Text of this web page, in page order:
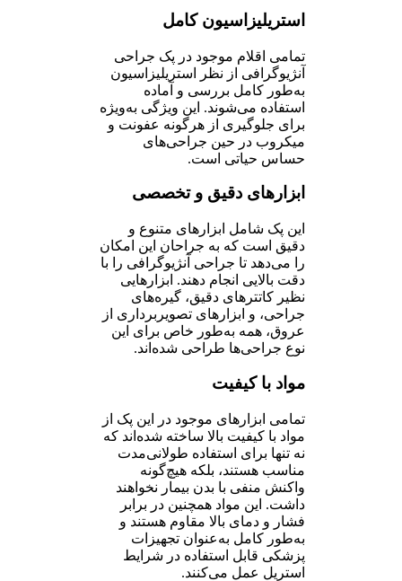
استریلیزاسیون کامل
تمامی اقلام موجود در پک جراحی
آنژیوگرافی از نظر استریلیزاسیون
به‌طور کامل بررسی و آماده
استفاده می‌شوند. این ویژگی به‌ویژه
برای جلوگیری از هرگونه عفونت و
میکروب در حین جراحی‌های
حساس حیاتی است.
ابزارهای دقیق و تخصصی
این پک شامل ابزارهای متنوع و
دقیق است که به جراحان این امکان
را می‌دهد تا جراحی آنژیوگرافی را با
دقت بالایی انجام دهند. ابزارهایی
نظیر کاتترهای دقیق، گیره‌های
جراحی، و ابزارهای تصویربرداری از
عروق، همه به‌طور خاص برای این
نوع جراحی‌ها طراحی شده‌اند.
مواد با کیفیت
تمامی ابزارهای موجود در این پک از
مواد با کیفیت بالا ساخته شده‌اند که
نه تنها برای استفاده طولانی‌مدت
مناسب هستند، بلکه هیچ‌گونه
واکنش منفی با بدن بیمار نخواهند
داشت. این مواد همچنین در برابر
فشار و دمای بالا مقاوم هستند و
به‌طور کامل به‌عنوان تجهیزات
پزشکی قابل استفاده در شرایط
استریل عمل می‌کنند.